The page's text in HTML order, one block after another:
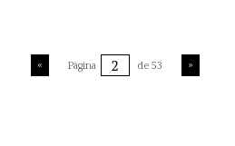
Pàgina de 53